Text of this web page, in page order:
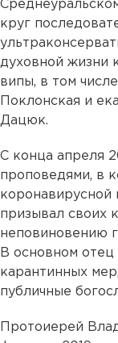
круг
духовной жизни
випы, в том
Поклонская и
Дацюк.
С конца апреля
проповедями, в
призывал своих
неповиновению
В основном
карантинных
публичные
Протоиерей